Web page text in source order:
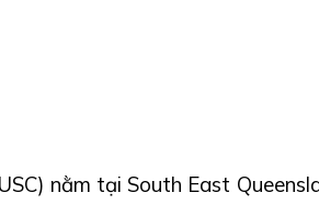
nằm tại South East